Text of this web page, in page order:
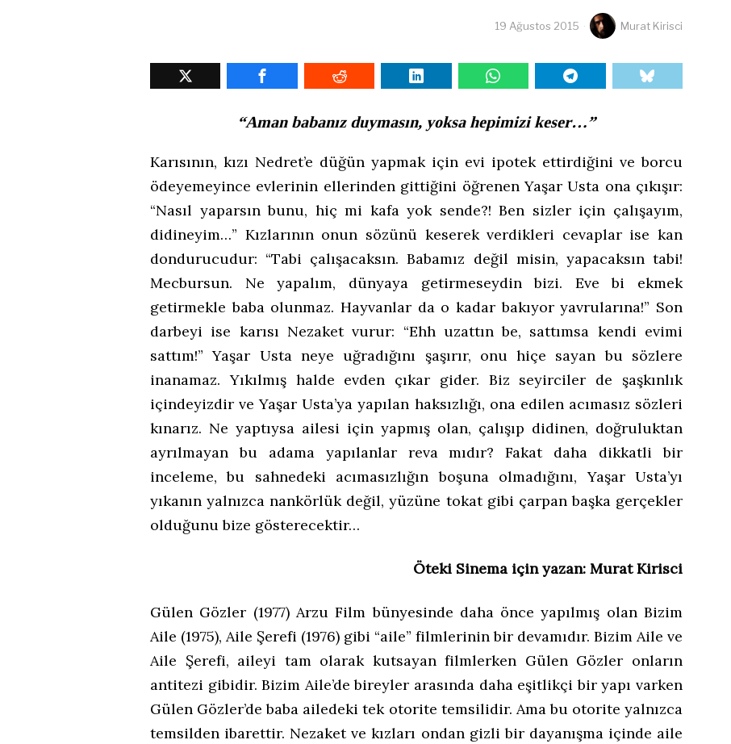
19 Ağustos 2015 Murat Kirisci
“Aman babanız duymasın, yoksa hepimizi keser…”
Karısının, kızı Nedret’e düğün yapmak için evi ipotek ettirdiğini ve borcu
ödeyemeyince evlerinin ellerinden gittiğini öğrenen Yaşar Usta ona çıkışır:
“Nasıl yaparsın bunu, hiç mi kafa yok sende?! Ben sizler için çalışayım,
didineyim…” Kızlarının onun sözünü keserek verdikleri cevaplar ise kan
dondurucudur: “Tabi çalışacaksın. Babamız değil misin, yapacaksın tabi!
Mecbursun. Ne yapalım, dünyaya getirmeseydin bizi. Eve bi ekmek
getirmekle baba olunmaz. Hayvanlar da o kadar bakıyor yavrularına!” Son
darbeyi ise karısı Nezaket vurur: “Ehh uzattın be, sattımsa kendi evimi
sattım!” Yaşar Usta neye uğradığını şaşırır, onu hiçe sayan bu sözlere
inanamaz. Yıkılmış halde evden çıkar gider. Biz seyirciler de şaşkınlık
içindeyizdir ve Yaşar Usta’ya yapılan haksızlığı, ona edilen acımasız sözleri
kınarız. Ne yaptıysa ailesi için yapmış olan, çalışıp didinen, doğruluktan
ayrılmayan bu adama yapılanlar reva mıdır? Fakat daha dikkatli bir
inceleme, bu sahnedeki acımasızlığın boşuna olmadığını, Yaşar Usta’yı
yıkanın yalnızca nankörlük değil, yüzüne tokat gibi çarpan başka gerçekler
olduğunu bize gösterecektir…
Öteki Sinema için yazan: Murat Kirisci
Gülen Gözler (1977) Arzu Film bünyesinde daha önce yapılmış olan Bizim
Aile (1975), Aile Şerefi (1976) gibi “aile” filmlerinin bir devamıdır. Bizim Aile ve
Aile Şerefi, aileyi tam olarak kutsayan filmlerken Gülen Gözler onların
antitezi gibidir. Bizim Aile’de bireyler arasında daha eşitlikçi bir yapı varken
Gülen Gözler’de baba ailedeki tek otorite temsilidir. Ama bu otorite yalnızca
temsilden ibarettir. Nezaket ve kızları ondan gizli bir dayanışma içinde aile